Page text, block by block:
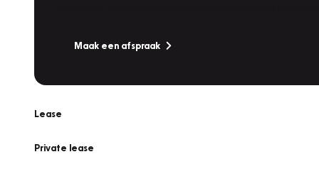
Maak een afspraak
Lease
Private lease